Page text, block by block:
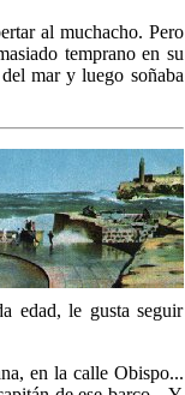
al muchacho. Pero
temprano en su
mar y luego soñaba
edad, le gusta seguir
en la calle Obispo...